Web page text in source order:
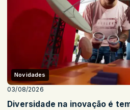
Novidades
03/08/2026
Diversidade na inovação é